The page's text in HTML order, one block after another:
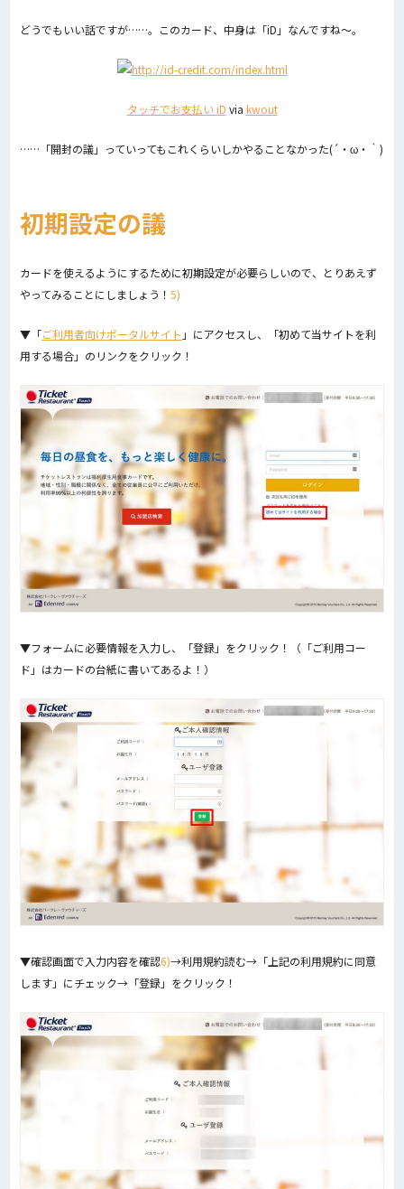
どうでもいい話ですが……。このカード、中身は「iD」なんですね〜。
タッチでお支払い iD via kwout
……「開封の議」っていってもこれくらいしかやることなかった(´・ω・｀)
初期設定の議
カードを使えるようにするために初期設定が必要らしいので、とりあえず
やってみることにしましょう！ 5)
▼「ご利用者向けポータルサイト 」にアクセスし、「初めて当サイトを利
用する場合」のリンクをクリック！
▼フォームに必要情報を入力し、「登録」をクリック！（「ご利用コー
ド」はカードの台紙に書いてあるよ！）
▼確認画面で入力内容を確認6)→利用規約読む→「上記の利用規約に同意
します」にチェック→「登録」をクリック！